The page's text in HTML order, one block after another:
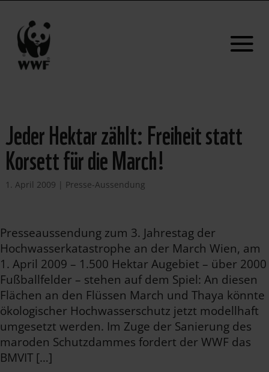
Jeder Hektar zählt: Freiheit statt
Korsett für die March!
1. April 2009 | Presse-Aussendung
Presseaussendung zum 3. Jahrestag der
Hochwasserkatastrophe an der March Wien, am
1. April 2009 – 1.500 Hektar Augebiet – über 2000
Fußballfelder – stehen auf dem Spiel: An diesen
Flächen an den Flüssen March und Thaya könnte
ökologischer Hochwasserschutz jetzt modellhaft
umgesetzt werden. Im Zuge der Sanierung des
maroden Schutzdammes fordert der WWF das
BMVIT […]